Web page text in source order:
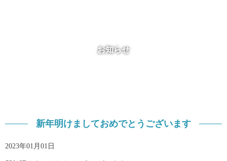
お知らせ
新年明けましておめでとうございます
2023年01月01日